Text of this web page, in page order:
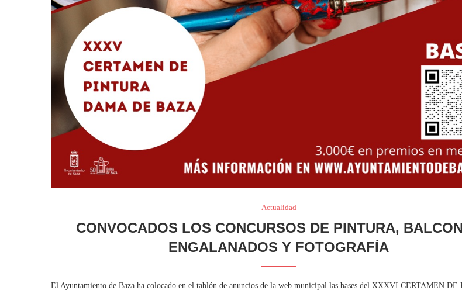
Actualidad
CONVOCADOS LOS CONCURSOS DE PINTURA,
ENGALANADOS Y FOTOGRAFÍA
El Ayuntamiento de Baza ha colocado en el tablón de anuncios de la web municipal las bases del XXXVI CERTAMEN